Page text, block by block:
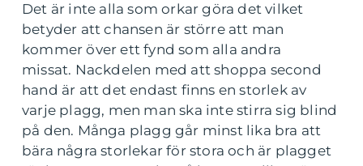
Det är inte alla som orkar göra det vilket
betyder att chansen är större att man
kommer över ett fynd som alla andra
missat. Nackdelen med att shoppa second
hand är att det endast finns en storlek av
varje plagg, men man ska inte stirra sig blind
på den. Många plagg går minst lika bra att
bära några storlekar för stora och är plagget